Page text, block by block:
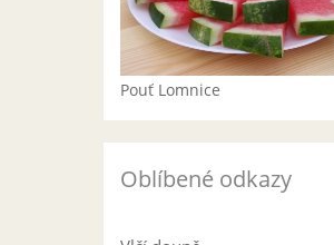
Pouť Lomnice
Oblíbené odkazy